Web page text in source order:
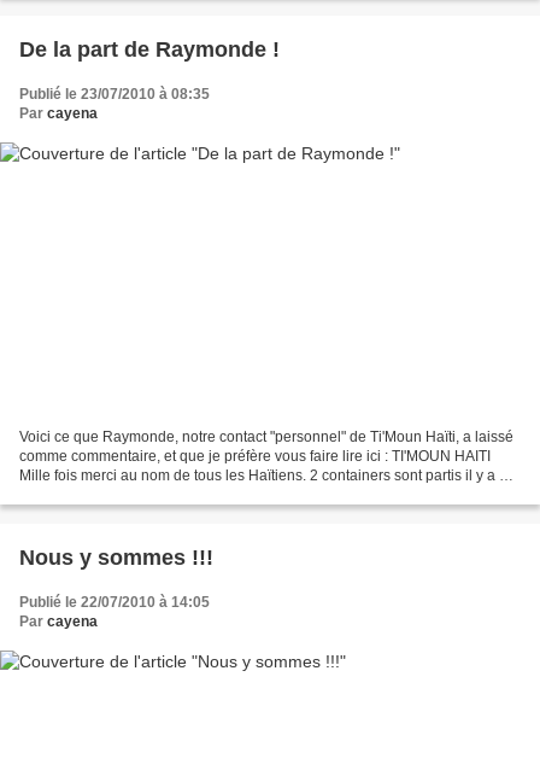
De la part de Raymonde !
Publié le 23/07/2010 à 08:35
Par cayena
Voici ce que Raymonde, notre contact "personnel" de Ti'Moun Haïti, a laissé
comme commentaire, et que je préfère vous faire lire ici : TI'MOUN HAITI
Mille fois merci au nom de tous les Haïtiens. 2 containers sont partis il y a 15
Nous y sommes !!!
Publié le 22/07/2010 à 14:05
Par cayena